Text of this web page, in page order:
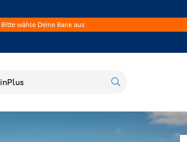
Bitte wähle Deine Bank aus